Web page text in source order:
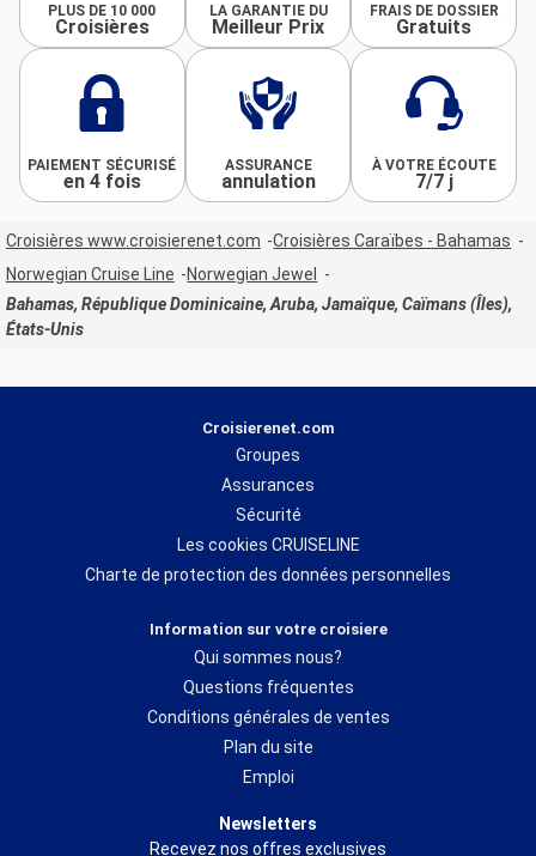
PLUS DE 10 000
Croisières
LA GARANTIE DU
Meilleur Prix
FRAIS DE DOSSIER
Gratuits
PAIEMENT SÉCURISÉ
en 4 fois
ASSURANCE
annulation
À VOTRE ÉCOUTE
7/7 j
Croisières www.croisierenet.com
Croisières Caraïbes - Bahamas
Norwegian Cruise Line
Norwegian Jewel
Bahamas, République Dominicaine, Aruba, Jamaïque, Caïmans (Îles),
États-Unis
Croisierenet.com
Groupes
Assurances
Sécurité
Les cookies CRUISELINE
Charte de protection des données personnelles
Information sur votre croisiere
Qui sommes nous?
Questions fréquentes
Conditions générales de ventes
Plan du site
Emploi
Newsletters
Recevez nos offres exclusives